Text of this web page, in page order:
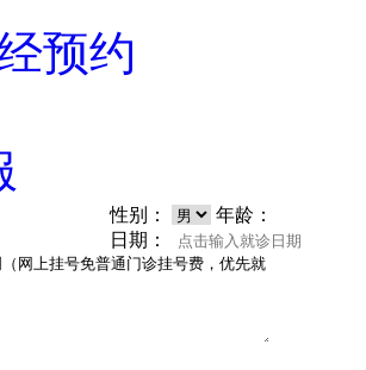
预约
性别：
年龄：
日期：